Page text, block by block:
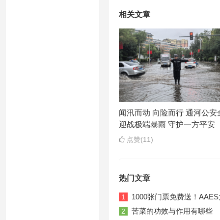
相关文章
闻汛而动 向险而行 通河公安
迎战极端暴雨 守护一方平安
点赞(11)
热门文章
1 1000张门票免费送！
2 苦菜的功效与作用有哪些